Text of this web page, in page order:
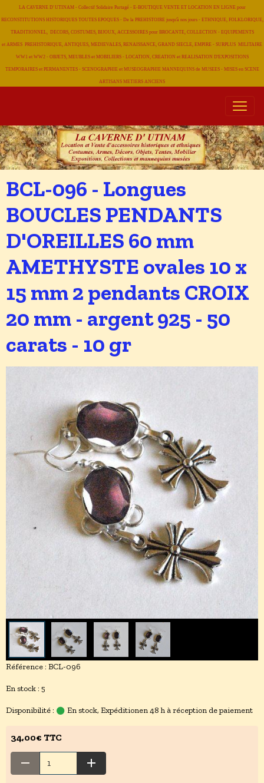
LA CAVERNE D' UTINAM - Collectif Solidaire Partagé - E-BOUTIQUE VENTE ET LOCATION EN LIGNE pour
RECONSTITUTIONS HISTORIQUES TOUTES EPOQUES - De la PREHISTOIRE jusqu'à nos jours - ETHNIQUE, FOLKLORIQUE,
TRADITIONNEL, DECORS, COSTUMES, BIJOUX, ACCESSOIRES pour BROCANTE, COLLECTION - EQUIPEMENTS
et ARMES PREHISTORIQUE, ANTIQUES, MEDIEVALES, RENAISSANCE, GRAND SIECLE, EMPIRE - SURPLUS MILITAIRE
WW1 et WW2 - OBJETS, MEUBLES et MOBILIERS - LOCATION, CREATION et REALISATION D'EXPOSITIONS
TEMPORAIRES et PERMANENTES - SCENOGRAPHIE et MUSEOGRAPHIE MANNEQUINS de MUSEES - MISES en SCENE
ARTISANS METIERS ANCIENS
BCL-096 - Longues
BOUCLES PENDANTS
D'OREILLES 60 mm
AMETHYSTE ovales 10 x
15 mm 2 pendants CROIX
20 mm - argent 925 - 50
carats - 10 gr
Référence : BCL-096
En stock : 5
Disponibilité : En stock, Expéditionen 48 h à réception de paiement
34,00€ TTC